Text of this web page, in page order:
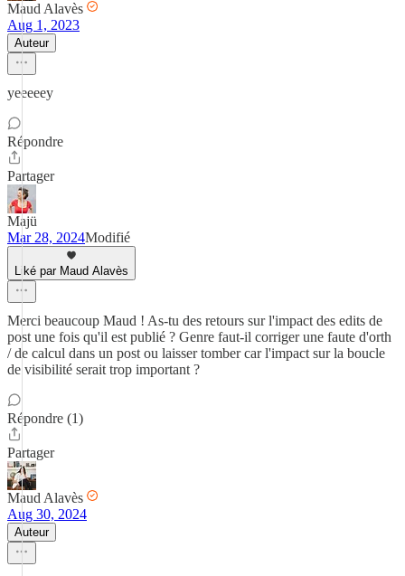
Maud Alavès
Aug 1, 2023
Auteur
yeeeeey
Répondre
Partager
Majü
Mar 28, 2024Modifié
Liké par Maud Alavès
Merci beaucoup Maud ! As-tu des retours sur l'impact des edits de
post une fois qu'il est publié ? Genre faut-il corriger une faute d'orth
/ de calcul dans un post ou laisser tomber car l'impact sur la boucle
de visibilité serait trop important ?
Répondre (1)
Partager
Maud Alavès
Aug 30, 2024
Auteur